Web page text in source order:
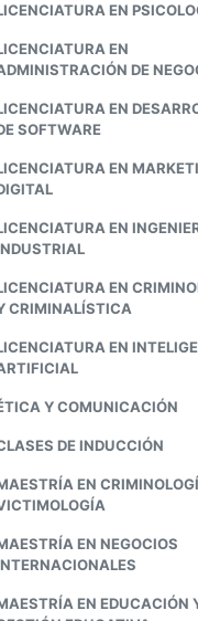
EN
EN
DE
EN
SOFTWARE
EN
EN
EN
CRIMINALÍSTICA
EN
Y COMUNICACIÓN
DE INDUCCIÓN
EN
EN NEGOCIOS
EN EDUCACIÓN